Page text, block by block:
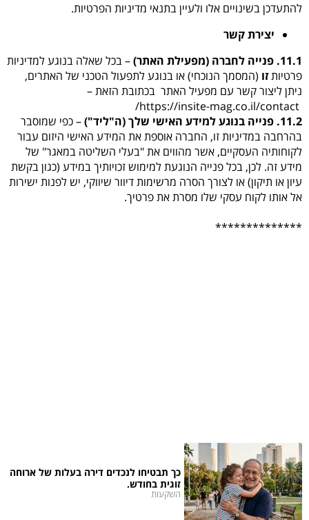
להתעדכן בשינויים אלו ולעיין בתנאי מדיניות הפרטיות.
יצירת קשר
11.1. פנייה לחברה (מפעילת האתר)
– בכל שאלה בנוגע למדיניות
פרטיותזו (המסמך הנוכחי) או בנוגע לתפעול הטכני של האתרים,
ניתן ליצור קשר עם מפעיל האתר בכתובת הזאת –
11.2. פנייה בנוגע למידע האישי שלך (ה"ליד")
– כפי שמוסבר
בהרחבה במדיניות זו, החברה אוספת את המידע האישי היזום עבור
לקוחותיה העסקיים, אשר מהווים את "בעלי השליטה במאגר" של
מידע זה. לכן, בכל פנייה הנוגעת למימוש זכויותיך במידע (כגון בקשת
עיון או תיקון) או לצורך הסרה מרשימות דיוור שיווקי, יש לפנות ישירות
אל אותו לקוח עסקי שלו מסרת את פרטיך.
**************
כך תבטיחו לנכדים דירה בעלות של ארוחה
זוגית בחודש.
השקעות